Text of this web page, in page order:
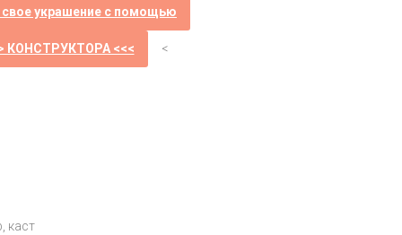
свое украшение с помощью
КОНСТРУКТОРА <<< <
каст